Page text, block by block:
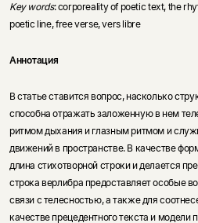
Key words: corporeality of poetic text, the
poetic line, free verse, vers libre
Аннотация
В статье ставится вопрос, насколько
способна отражать заложенную в нем
ритмом дыхания и глазным ритмом и
движений в пространстве. В качестве
длина стихотворной строки и делается
строка верлибра предоставляет особые
связи с телесностью, а также для
качестве прецедентного текста и модели